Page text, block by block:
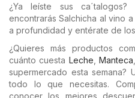
¿Ya leíste sus
encontrarás Salchicha al vino
a profundidad y entérate de
¿Quieres más productos
cuánto cuesta Leche ,Manteca
supermercado esta semana?
todo lo que necesitas.
conocer los mejores